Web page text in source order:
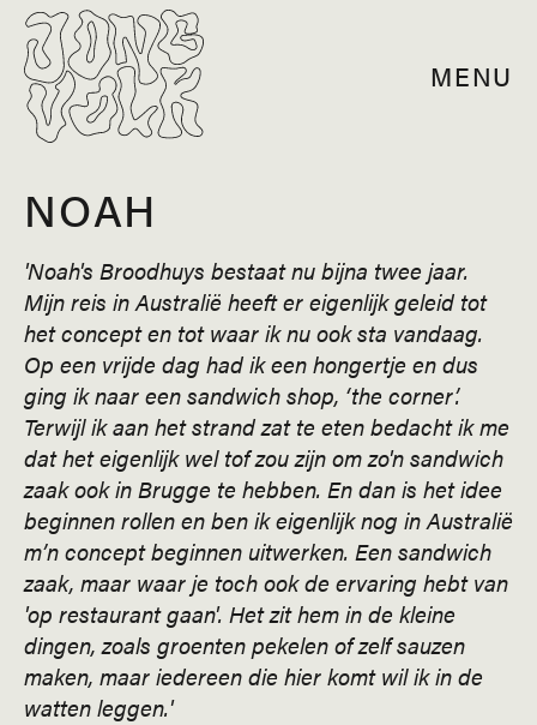
MENU
NOAH
'Noah's Broodhuys bestaat nu bijna twee jaar.
Mijn reis in Australië heeft er eigenlijk geleid tot
het concept en tot waar ik nu ook sta vandaag.
Op een vrijde dag had ik een hongertje en dus
ging ik naar een sandwich shop, ‘the corner’.
Terwijl ik aan het strand zat te eten bedacht ik me
dat het eigenlijk wel tof zou zijn om zo'n sandwich
zaak ook in Brugge te hebben. En dan is het idee
beginnen rollen en ben ik eigenlijk nog in Australië
m’n concept beginnen uitwerken. Een sandwich
zaak, maar waar je toch ook de ervaring hebt van
'op restaurant gaan'. Het zit hem in de kleine
dingen, zoals groenten pekelen of zelf sauzen
maken, maar iedereen die hier komt wil ik in de
watten leggen.'